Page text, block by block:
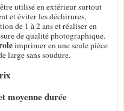
utilisé en extérieur surtout
et éviter les déchirures,
de 1 à 2 ans et réaliser en
de qualité photographique.
imprimer en une seule pièce
large sans soudure.
moyenne durée